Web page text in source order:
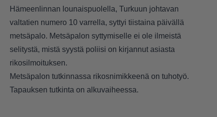
Hämeenlinnan lounaispuolella, Turkuun johtavan
valtatien numero 10 varrella, syttyi tiistaina päivällä
metsäpalo. Metsäpalon syttymiselle ei ole ilmeistä
selitystä, mistä syystä poliisi on kirjannut asiasta
rikosilmoituksen.
Metsäpalon tutkinnassa rikosnimikkeenä on tuhotyö.
Tapauksen tutkinta on alkuvaiheessa.